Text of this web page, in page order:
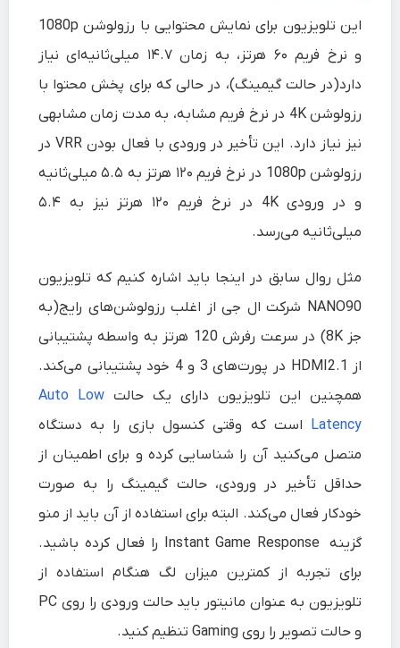
این تلویزیون برای نمایش محتوایی با رزولوشن 1080p
و نرخ فریم ۶۰ هرتز، به زمان ۱۴.۷ میلی‌ثانیه‌ای نیاز
دارد(در حالت گیمینگ)، در حالی که برای پخش محتوا با
رزولوشن 4K در نرخ فریم مشابه، به مدت زمان مشابهی
نیز نیاز دارد. این تأخیر در ورودی با فعال بودن VRR در
رزولوشن 1080p در نرخ فریم ۱۲۰ هرتز به ۵.۵ میلی‌ثانیه
و در ورودی 4K در نرخ فریم ۱۲۰ هرتز نیز به ۵.۴
میلی‌ثانیه می‌رسد.
مثل روال سابق در اینجا باید اشاره کنیم که تلویزیون
NANO90 شرکت ال جی از اغلب رزولوشن‌های رایج(به
جز 8K) در سرعت رفرش 120 هرتز به واسطه پشتیبانی
از HDMI2.1 در پورت‌‌های 3 و 4 خود پشتیبانی می‌کند.
همچنین این تلویزیون دارای یک حالتAuto Low
Latency است که وقتی کنسول بازی را به دستگاه
متصل می‌کنید آن را شناسایی کرده و برای اطمینان از
حداقل تأخیر در ورودی، حالت گیمینگ را به صورت
خودکار فعال می‌کند. البته برای استفاده از آن باید از منو
گزینه Instant Game Response را فعال کرده باشید.
برای تجربه از کمترین میزان لگ هنگام استفاده از
تلویزیون به عنوان مانیتور باید حالت ورودی را روی PC
و حالت تصویر را روی Gaming تنظیم کنید.